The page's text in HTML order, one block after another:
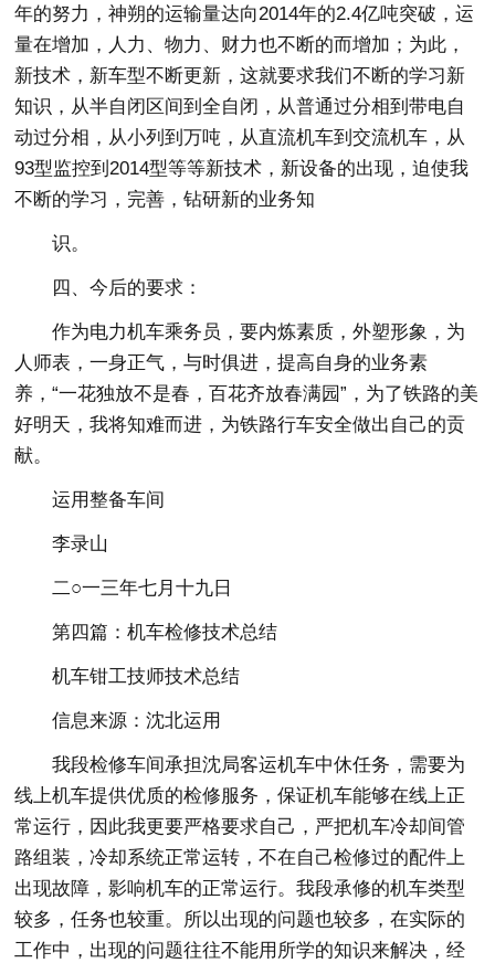
年的努力，神朔的运输量达向2014年的2.4亿吨突破，运
量在增加，人力、物力、财力也不断的而增加；为此，
新技术，新车型不断更新，这就要求我们不断的学习新
知识，从半自闭区间到全自闭，从普通过分相到带电自
动过分相，从小列到万吨，从直流机车到交流机车，从
93型监控到2014型等等新技术，新设备的出现，迫使我
不断的学习，完善，钻研新的业务知
识。
四、今后的要求：
作为电力机车乘务员，要内炼素质，外塑形象，为
人师表，一身正气，与时俱进，提高自身的业务素
养，“一花独放不是春，百花齐放春满园”，为了铁路的美
好明天，我将知难而进，为铁路行车安全做出自己的贡
献。
运用整备车间
李录山
二○一三年七月十九日
第四篇：机车检修技术总结
机车钳工技师技术总结
信息来源：沈北运用
我段检修车间承担沈局客运机车中休任务，需要为
线上机车提供优质的检修服务，保证机车能够在线上正
常运行，因此我更要严格要求自己，严把机车冷却间管
路组装，冷却系统正常运转，不在自己检修过的配件上
出现故障，影响机车的正常运行。我段承修的机车类型
较多，任务也较重。所以出现的问题也较多，在实际的
工作中，出现的问题往往不能用所学的知识来解决，经